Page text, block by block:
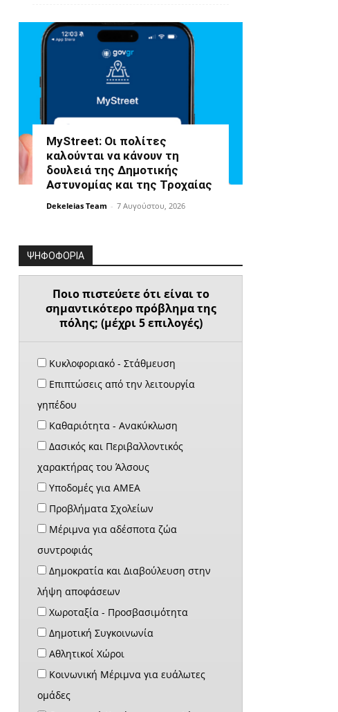
MyStreet: Οι πολίτες
καλούνται να κάνουν τη
δουλειά της Δημοτικής
Αστυνομίας και της Τροχαίας
Dekeleias Team - 7 Αυγούστου, 2026
ΨΗΦΟΦΟΡΙΑ
Ποιο πιστεύετε ότι είναι το
σημαντικότερο πρόβλημα της
πόλης; (μέχρι 5 επιλογές)
Κυκλοφοριακό - Στάθμευση
Επιπτώσεις από την λειτουργία
γηπέδου
Καθαριότητα - Ανακύκλωση
Δασικός και Περιβαλλοντικός
χαρακτήρας του Άλσους
Υποδομές για ΑΜΕΑ
Προβλήματα Σχολείων
Μέριμνα για αδέσποτα ζώα
συντροφιάς
Δημοκρατία και Διαβούλευση στην
λήψη αποφάσεων
Χωροταξία - Προσβασιμότητα
Δημοτική Συγκοινωνία
Αθλητικοί Χώροι
Κοινωνική Μέριμνα για ευάλωτες
ομάδες